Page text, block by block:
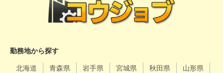
勤務地から探す
北海道 青森県 岩手県 宮城県 秋田県
山形県